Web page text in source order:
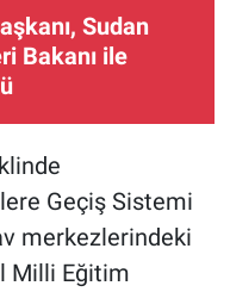
Sudan
Bakanı ile
Geçiş Sistemi
merkezlerindeki
Milli Eğitim